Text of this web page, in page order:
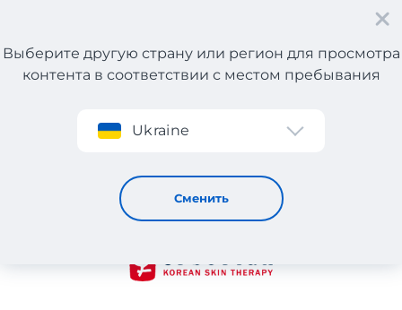
Регистрация
Выберите другую страну или регион для просмотра
контента в соответствии с местом пребывания
Ukraine
Сменить
Erborian